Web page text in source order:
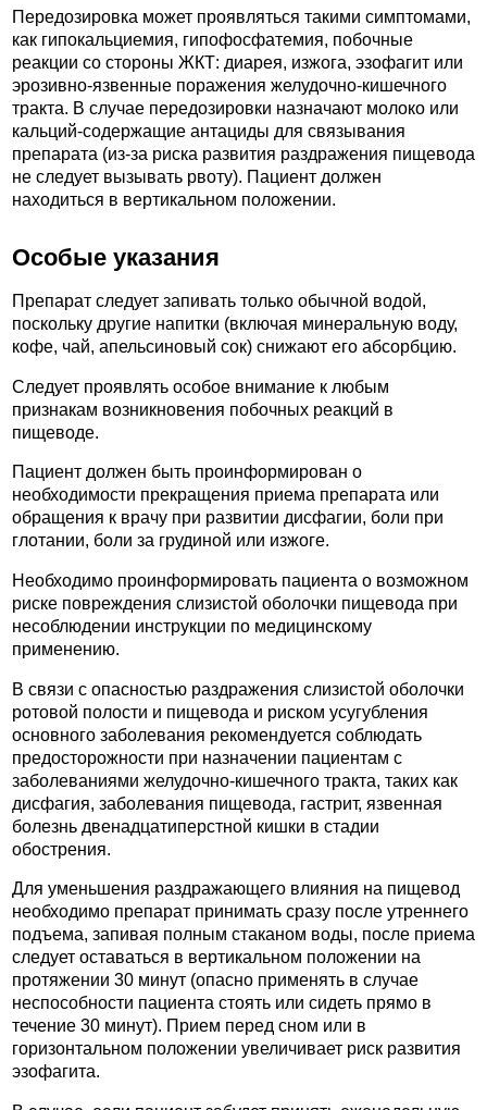
Передозировка может проявляться такими симптомами,
как гипокальциемия, гипофосфатемия, побочные
реакции со стороны ЖКТ: диарея, изжога, эзофагит или
эрозивно-язвенные поражения желудочно-кишечного
тракта. В случае передозировки назначают молоко или
кальций-содержащие антациды для связывания
препарата (из-за риска развития раздражения пищевода
не следует вызывать рвоту). Пациент должен
находиться в вертикальном положении.
Особые указания
Препарат следует запивать только обычной водой,
поскольку другие напитки (включая минеральную воду,
кофе, чай, апельсиновый сок) снижают его абсорбцию.
Следует проявлять особое внимание к любым
признакам возникновения побочных реакций в
пищеводе.
Пациент должен быть проинформирован о
необходимости прекращения приема препарата или
обращения к врачу при развитии дисфагии, боли при
глотании, боли за грудиной или изжоге.
Необходимо проинформировать пациента о возможном
риске повреждения слизистой оболочки пищевода при
несоблюдении инструкции по медицинскому
применению.
В связи с опасностью раздражения слизистой оболочки
ротовой полости и пищевода и риском усугубления
основного заболевания рекомендуется соблюдать
предосторожности при назначении пациентам с
заболеваниями желудочно-кишечного тракта, таких как
дисфагия, заболевания пищевода, гастрит, язвенная
болезнь двенадцатиперстной кишки в стадии
обострения.
Для уменьшения раздражающего влияния на пищевод
необходимо препарат принимать сразу после утреннего
подъема, запивая полным стаканом воды, после приема
следует оставаться в вертикальном положении на
протяжении 30 минут (опасно применять в случае
неспособности пациента стоять или сидеть прямо в
течение 30 минут). Прием перед сном или в
горизонтальном положении увеличивает риск развития
эзофагита.